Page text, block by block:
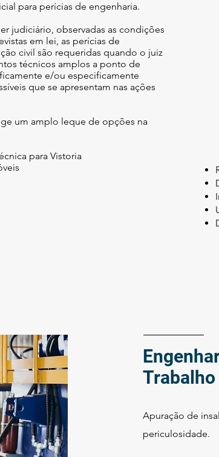
para perícias de engenharia.
judiciário, observadas as condições
em lei, as perícias de
civil são requeridas quando o juiz
técnicos amplos a ponto de
e/ou especificamente
que se apresentam nas ações
um amplo leque de opções na
para Vistoria
Trabalho
Apuração de
periculosidade.